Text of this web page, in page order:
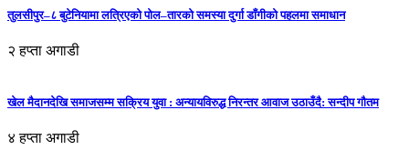
तुलसीपुर–८ बुटेनियामा लत्रिएको पोल–तारको समस्या दुर्गा डाँगीको पहलमा समाधान
२ हप्ता अगाडी
खेल मैदानदेखि समाजसम्म सक्रिय युवा : अन्यायविरुद्ध निरन्तर आवाज उठाउँदै: सन्दीप गौतम
४ हप्ता अगाडी